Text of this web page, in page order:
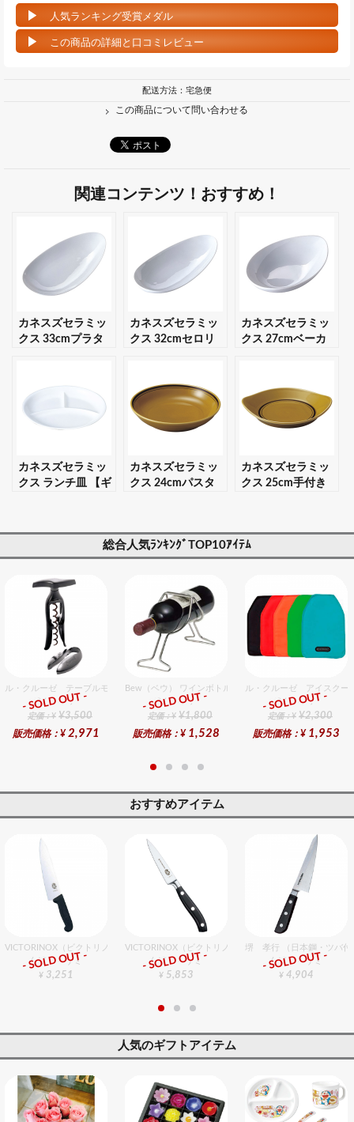
人気ランキング受賞メダル
この商品の詳細と口コミレビュー
配送方法：宅急便
この商品について問い合わせる
関連コンテンツ！おすすめ！
カネスズセラミッ
クス 33cmプラタ
カネスズセラミッ
クス 32cmセロリ
カネスズセラミッ
クス 27cmベーカ
カネスズセラミッ
クス ランチ皿 【ギ
カネスズセラミッ
クス 24cmパスタ
可】
カネスズセラミッ
クス 25cm手付き
可】
総合人気ﾗﾝｷﾝｸﾞTOP10ｱｲﾃﾑ
ル・クルーゼ テーブルモデルギフトセット
総合ﾗﾝｷﾝｸﾞ
定価：¥ ¥3,500
販売価格：¥ 2,971
- SOLD OUT -
Bew（ベウ） ワインボトルラック L
総合ﾗﾝｷﾝｸﾞ
定価：¥ ¥1,800
販売価格：¥ 1,528
- SOLD OUT -
ル・クルーゼ アイスクー
総合ﾗﾝｷﾝｸﾞ
定価：¥ ¥2,300
販売価格：¥ 1,953
- SOLD OUT -
おすすめアイテム
VICTORINOX（ビクトリノックス） プロフェッショナル 牛刀 22cm
包丁・ハサミ
¥ 3,251
- SOLD OUT -
VICTORINOX（ビクトリノックス） gMぺティーナイフ
包丁・ハサミ
¥ 5,853
- SOLD OUT -
堺 孝行 （日本鋼・ツバ
包丁・ハサミ
¥ 4,904
- SOLD OUT -
人気のギフトアイテム